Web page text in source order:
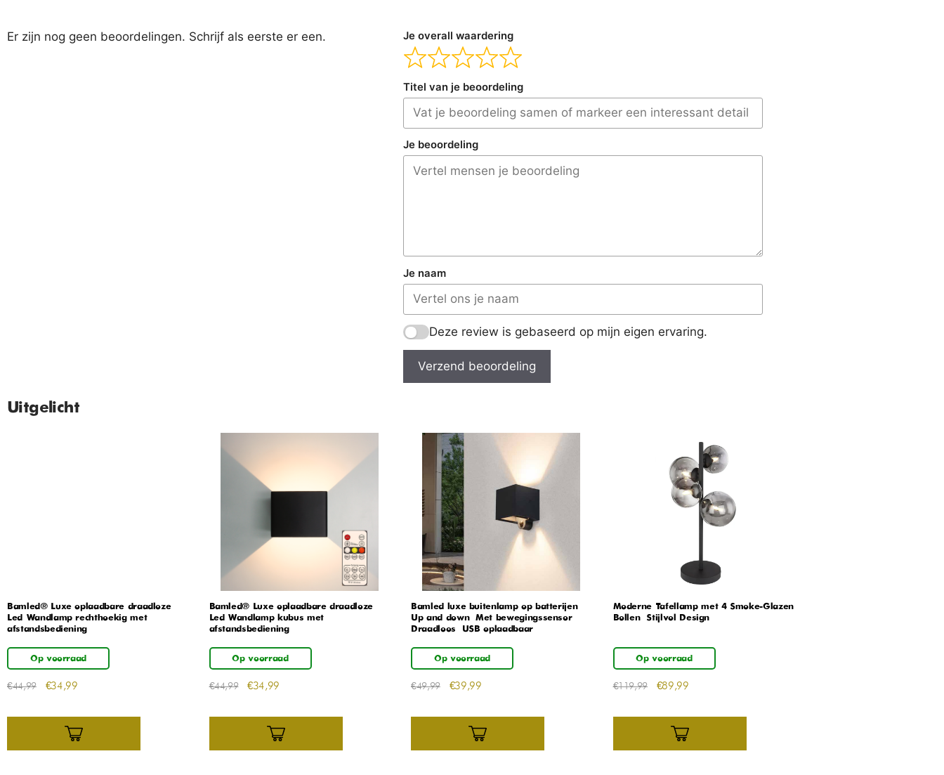
Er zijn nog geen beoordelingen. Schrijf als eerste er een. Je overall waardering
Titel van je beoordeling
Je beoordeling
Je naam
Deze review is gebaseerd op mijn eigen ervaring.
Verzend beoordeling
Uitgelicht
Bamled® Luxe oplaadbare draadloze
Led Wandlamp rechthoekig met
afstandsbediening
Op voorraad
€44,99 €34,99
Bamled® Luxe oplaadbare draadloze
Led Wandlamp kubus met
afstandsbediening
Op voorraad
€44,99 €34,99
Bamled luxe buitenlamp op batterijen –
Up and down – Met bewegingssensor –
Draadloos – USB oplaadbaar
Op voorraad
€49,99 €39,99
Moderne Tafellamp met 4 Smoke-Glazen
Bollen – Stijlvol Design
Op voorraad
€119,99 €89,99